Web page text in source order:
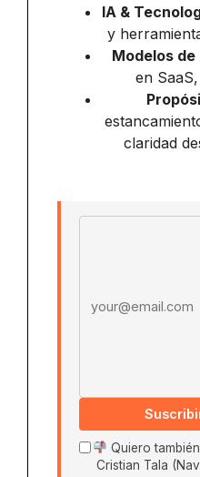
IA &
y
Modelos de
en
claridad
Quiero
Cristian Tala